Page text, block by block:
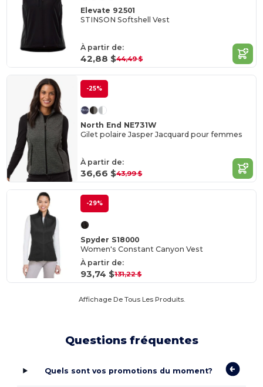
Elevate 92501
STINSON Softshell Vest
À partir de:
42,88 $44,49 $
-25%
North End NE731W
Gilet polaire Jasper Jacquard pour femmes
À partir de:
36,66 $43,99 $
-29%
Spyder S18000
Women's Constant Canyon Vest
À partir de:
93,74 $131,22 $
Affichage De Tous Les Produits.
Questions fréquentes
Quels sont vos promotions du moment?